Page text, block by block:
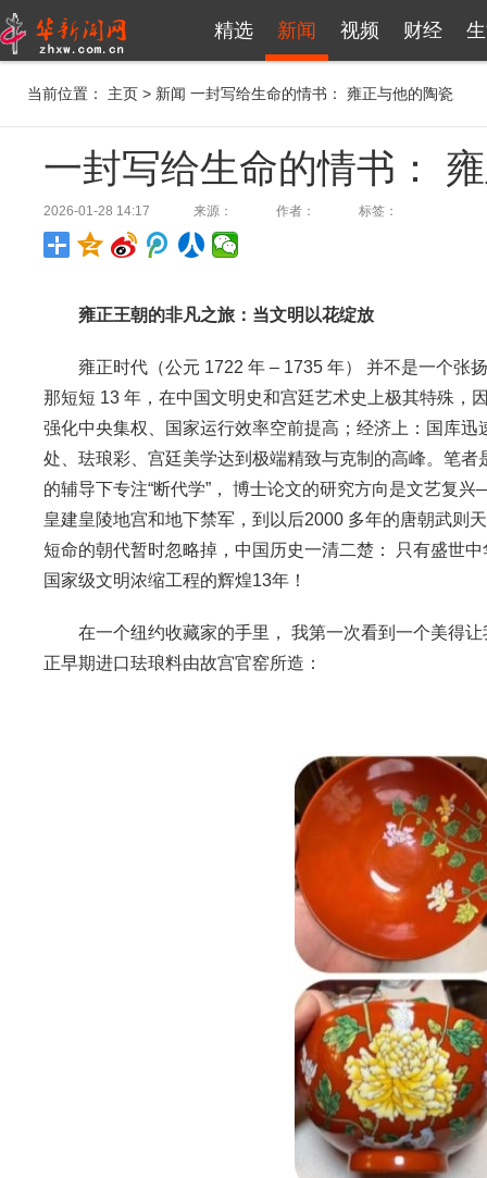
精选 新闻 视频 财经
当前位置： 主页 > 新闻 一封写给生命的情书： 雍正与他的陶瓷
一封写给生命的情书：
2026-01-28 14:17 来源： 作者： 标签：
雍正王朝的非凡之旅：当文明以花绽放
雍正时代（公元 1722 年 – 1735 年） 并不是一个张
那短短 13 年，在中国文明史和宫廷艺术史上极其特殊，
强化中央集权、国家运行效率空前提高；经济上：国库
处、珐琅彩、宫廷美学达到极端精致与克制的高峰。笔
的辅导下专注“断代学”， 博士论文的研究方向是文艺复
皇建皇陵地宫和地下禁军，到以后2000 多年的唐朝武则
短命的朝代暂时忽略掉，中国历史一清二楚： 只有盛世
国家级文明浓缩工程的辉煌13年！
在一个纽约收藏家的手里， 我第一次看到一个美得
正早期进口珐琅料由故宫官窑所造：